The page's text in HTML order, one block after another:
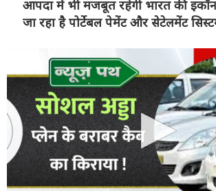
आपदा में भी मजबूत रहेगी भारत की
जा रहा है पोर्टेबल पेमेंट और सेटेलमेंट